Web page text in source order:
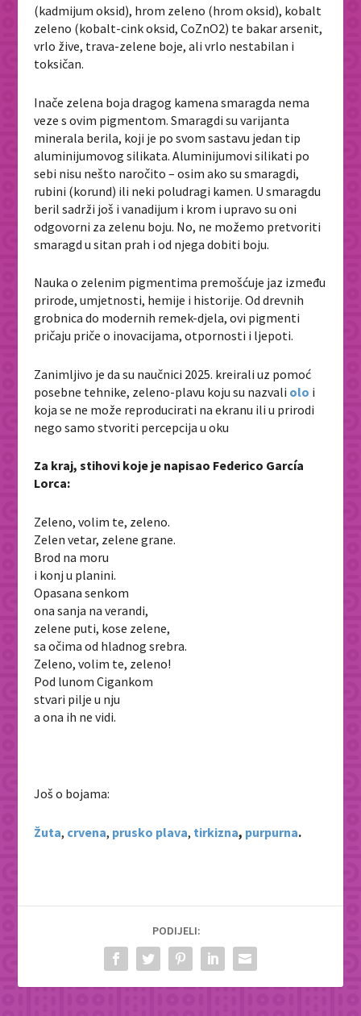
(kadmijum oksid), hrom zeleno (hrom oksid), kobalt
zeleno (kobalt-cink oksid, CoZnO2) te bakar arsenit,
vrlo žive, trava-zelene boje, ali vrlo nestabilan i
toksičan.
Inače zelena boja dragog kamena smaragda nema
veze s ovim pigmentom. Smaragdi su varijanta
minerala berila, koji je po svom sastavu jedan tip
aluminijumovog silikata. Aluminijumovi silikati po
sebi nisu nešto naročito – osim ako su smaragdi,
rubini (korund) ili neki poludragi kamen. U smaragdu
beril sadrži još i vanadijum i krom i upravo su oni
odgovorni za zelenu boju. No, ne možemo pretvoriti
smaragd u sitan prah i od njega dobiti boju.
Nauka o zelenim pigmentima premošćuje jaz između
prirode, umjetnosti, hemije i historije. Od drevnih
grobnica do modernih remek-djela, ovi pigmenti
pričaju priče o inovacijama, otpornosti i ljepoti.
Zanimljivo je da su naučnici 2025. kreirali uz pomoć
posebne tehnike, zeleno-plavu koju su nazvali olo i
koja se ne može reproducirati na ekranu ili u prirodi
nego samo stvoriti percepcija u oku
Za kraj, stihovi koje je napisao Federico García
Lorca:
Zeleno, volim te, zeleno.
Zelen vetar, zelene grane.
Brod na moru
i konj u planini.
Opasana senkom
ona sanja na verandi,
zelene puti, kose zelene,
sa očima od hladnog srebra.
Zeleno, volim te, zeleno!
Pod lunom Cigankom
stvari pilje u nju
a ona ih ne vidi.
Još o bojama:
Žuta, crvena, prusko plava, tirkizna, purpurna.
PODIJELI: